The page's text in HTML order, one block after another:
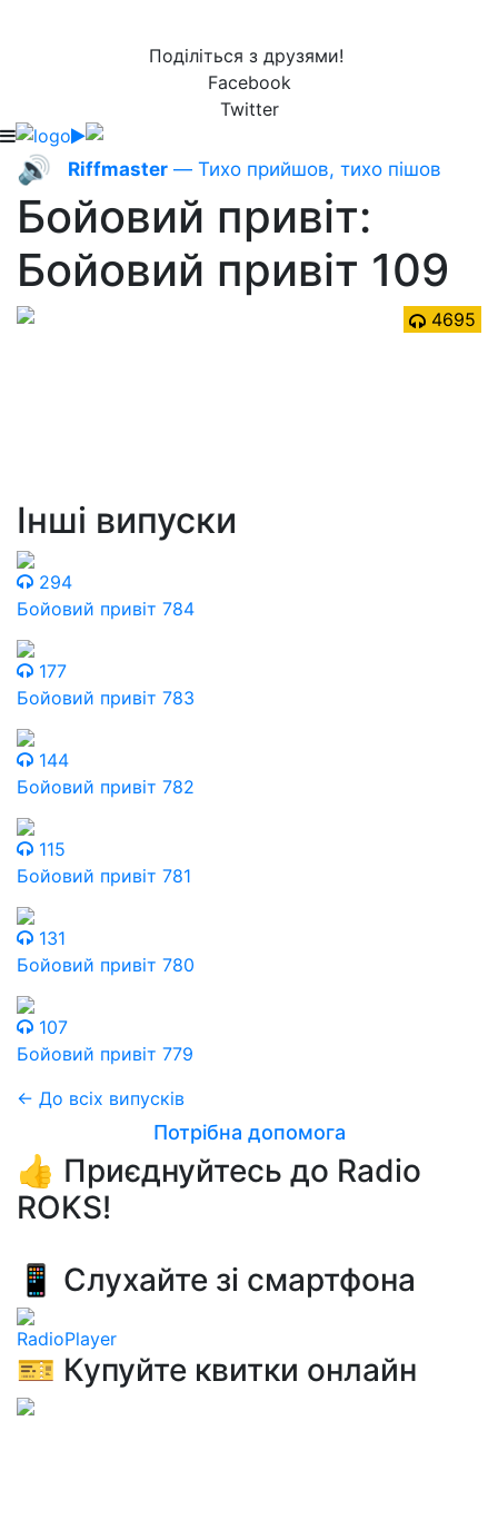
Поділіться з друзями!
Facebook
Twitter
🔊 Riffmaster — Тихо прийшов, тихо пішов
Бойовий привіт:
Бойовий привіт 109
4695
Інші випуски
294
Бойовий привіт 784
177
Бойовий привіт 783
144
Бойовий привіт 782
115
Бойовий привіт 781
131
Бойовий привіт 780
107
Бойовий привіт 779
← До всіх випусків
Потрібна допомога
👍 Приєднуйтесь до Radio
ROKS!
📱 Слухайте зі смартфона
RadioPlayer
🎫 Купуйте квитки онлайн